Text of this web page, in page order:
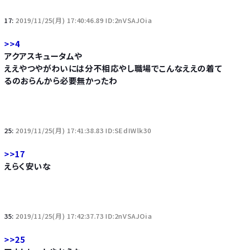
17: 2019/11/25(月) 17:40:46.89 ID:2nVSAJOia
>>4
アクアスキュータムや
ええやつやがわいには分不相応やし職場でこんなええの着て
るのおらんから必要無かったわ
25: 2019/11/25(月) 17:41:38.83 ID:SEdIWlk30
>>17
えらく安いな
35: 2019/11/25(月) 17:42:37.73 ID:2nVSAJOia
>>25